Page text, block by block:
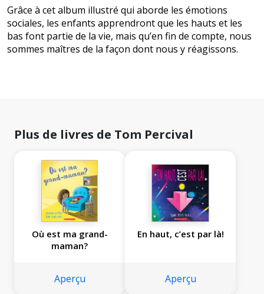
Grâce à cet album illustré qui aborde les émotions
sociales, les enfants apprendront que les hauts et les
bas font partie de la vie, mais qu’en fin de compte, nous
sommes maîtres de la façon dont nous y réagissons.
Plus de livres de Tom Percival
Où est ma grand-
maman?
Aperçu
En haut, c’est par là!
Aperçu